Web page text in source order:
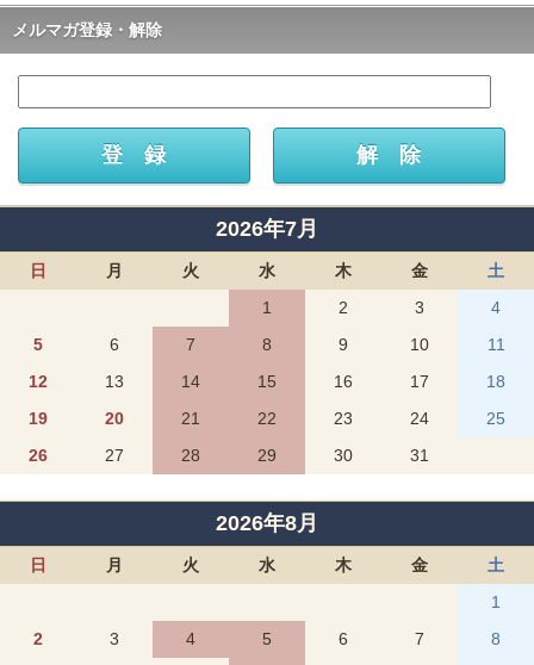
メルマガ登録・解除
2026年7月
日 月 火 水 木 金
土
1
2 3
4
5
6 7 8 9 10
11
12
13 14 15 16 17
18
19
20 21 22 23 24
25
26
27 28 29 30 31
2026年8月
日 月 火 水 木 金
土
1
2
3 4 5 6 7
8